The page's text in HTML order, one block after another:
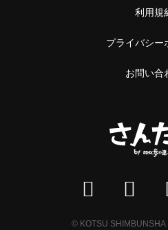
利用規
プライバシー
お問い合
© KOTSU SHIMBUNSHA